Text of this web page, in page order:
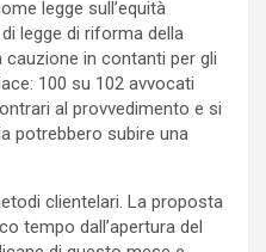
legge sull’equità
legge di riforma della
cauzione in contanti per gli
100 su 102 avvocati
al provvedimento e si
potrebbero subire una
clientelari. La proposta
tempo dall’apertura del